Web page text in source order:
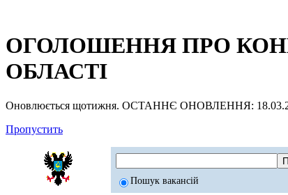
ОГОЛОШЕННЯ ПРО
ОБЛАСТІ
Оновлюється щотижня. ОСТАННЄ ОНОВЛЕННЯ:
Пропустить
Пошук вакансій